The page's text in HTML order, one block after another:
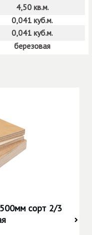
4,50 кв.м.
0,041 куб.м.
0,041 куб.м.
березовая
сорт 2/3